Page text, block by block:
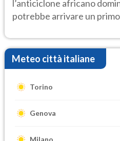
l’anticiclone africano
potrebbe arrivare un
Meteo città italiane
Torino
Genova